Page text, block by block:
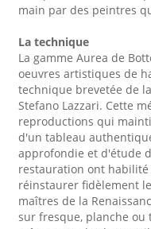
main par des peintres
La technique
La gamme Aurea de
oeuvres artistiques de
technique brevetée de
Stefano Lazzari. Cette
reproductions qui
d'un tableau
approfondie et d'étude
restauration ont habilité
réinstaurer fidèlement
maîtres de la
sur fresque, planche ou